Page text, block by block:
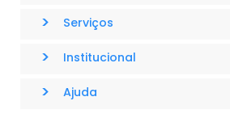
> Serviços
> Institucional
> Ajuda